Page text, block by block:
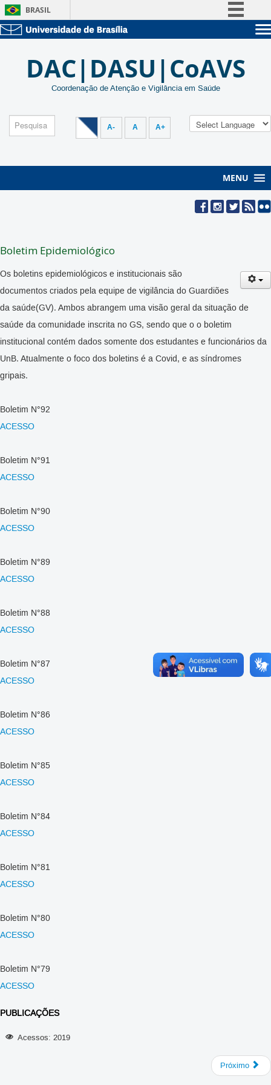
BRASIL
Participe
Acesso à informação
Canais
Estude na UnB
Graduação
Pós-Graduação
Servidor
DAC|DASU|CoAVS
Coordenação de Atenção e Vigilância em Saúde
A- A A+
MENU
Boletim Epidemiológico
Os boletins epidemiológicos e institucionais são
documentos criados pela equipe de vigilância do Guardiões
da saúde(GV). Ambos abrangem uma visão geral da situação de
saúde da comunidade inscrita no GS, sendo que o o boletim
institucional contém dados somente dos estudantes e funcionários da
UnB. Atualmente o foco dos boletins é a Covid, e as síndromes
gripais.
Boletim N°92
ACESSO
Boletim N°91
ACESSO
Boletim N°90
ACESSO
Boletim N°89
ACESSO
Boletim N°88
ACESSO
Boletim N°87
ACESSO
Boletim N°86
ACESSO
Boletim N°85
ACESSO
Boletim N°84
ACESSO
Boletim N°81
ACESSO
Boletim N°80
ACESSO
Boletim N°79
ACESSO
PUBLICAÇÕES
Acessos: 2019
Próximo